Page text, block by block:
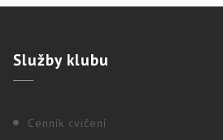
Službyklubu
Cenník cvičení